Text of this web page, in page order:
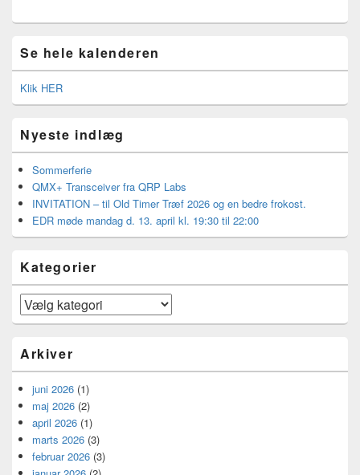
Se hele kalenderen
Klik HER
Nyeste indlæg
Sommerferie
QMX+ Transceiver fra QRP Labs
INVITATION – til Old Timer Træf 2026 og en bedre frokost.
EDR møde mandag d. 13. april kl. 19:30 til 22:00
Kategorier
Kategorier
Arkiver
juni 2026 (1)
maj 2026 (2)
april 2026 (1)
marts 2026 (3)
februar 2026 (3)